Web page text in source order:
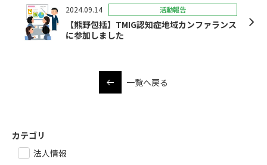
2024.09.14 活動報告
【熊野包括】TMIG認知症地域カンファランス
に参加しました
一覧へ戻る
カテゴリ
法人情報